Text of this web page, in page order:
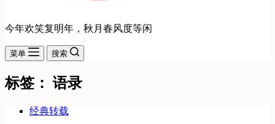
今年欢笑复明年，秋月春风度等闲
菜单 搜索
标签： 语录
经典转载